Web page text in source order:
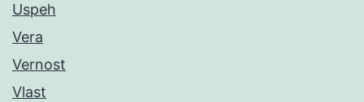
Uspeh
Vera
Vernost
Vlast